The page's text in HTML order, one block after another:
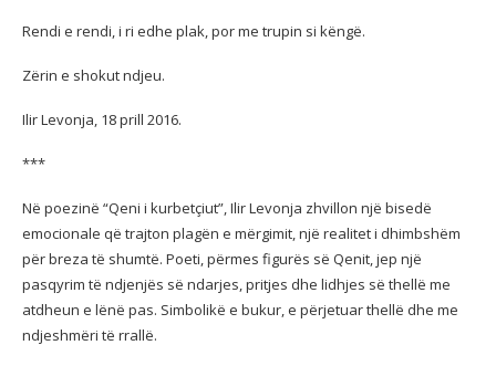
Rendi e rendi, i ri edhe plak, por me trupin si këngë.
Zërin e shokut ndjeu.
Ilir Levonja, 18 prill 2016.
***
Në poezinë “Qeni i kurbetçiut”, Ilir Levonja zhvillon një bisedë
emocionale që trajton plagën e mërgimit, një realitet i dhimbshëm
për breza të shumtë. Poeti, përmes figurës së Qenit, jep një
pasqyrim të ndjenjës së ndarjes, pritjes dhe lidhjes së thellë me
atdheun e lënë pas. Simbolikë e bukur, e përjetuar thellë dhe me
ndjeshmëri të rrallë.